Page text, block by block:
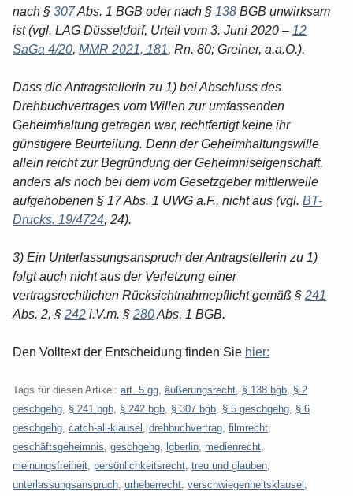
nach § 307Abs. 1 BGB oder nach § 138 BGB unwirksam
ist (vgl. LAG Düsseldorf, Urteil vom 3. Juni 2020 – 12
SaGa 4/20, MMR 2021, 181, Rn. 80; Greiner, a.a.O.).
Dass die Antragstellerin zu 1) bei Abschluss des
Drehbuchvertrages vom Willen zur umfassenden
Geheimhaltung getragen war, rechtfertigt keine ihr
günstigere Beurteilung. Denn der Geheimhaltungswille
allein reicht zur Begründung der Geheimniseigenschaft,
anders als noch bei dem vom Gesetzgeber mittlerweile
aufgehobenen § 17 Abs. 1 UWG a.F., nicht aus (vgl. BT-
Drucks. 19/4724, 24).
3) Ein Unterlassungsanspruch der Antragstellerin zu 1)
folgt auch nicht aus der Verletzung einer
vertragsrechtlichen Rücksichtnahmepflicht gemäß § 241
Abs. 2, § 242 i.V.m. § 280Abs. 1 BGB.
Den Volltext der Entscheidung finden Sie hier:
Tags für diesen Artikel: art. 5 gg äußerungsrecht § 138 bgb § 2
geschgehg § 241 bgb § 242 bgb § 307 bgb § 5 geschgehg § 6
geschgehg catch-all-klausel drehbuchvertrag filmrecht
geschäftsgeheimnis geschgehg lgberlin medienrecht
meinungsfreiheit persönlichkeitsrecht treu und glauben
unterlassungsanspruch urheberrecht verschwiegenheitsklausel